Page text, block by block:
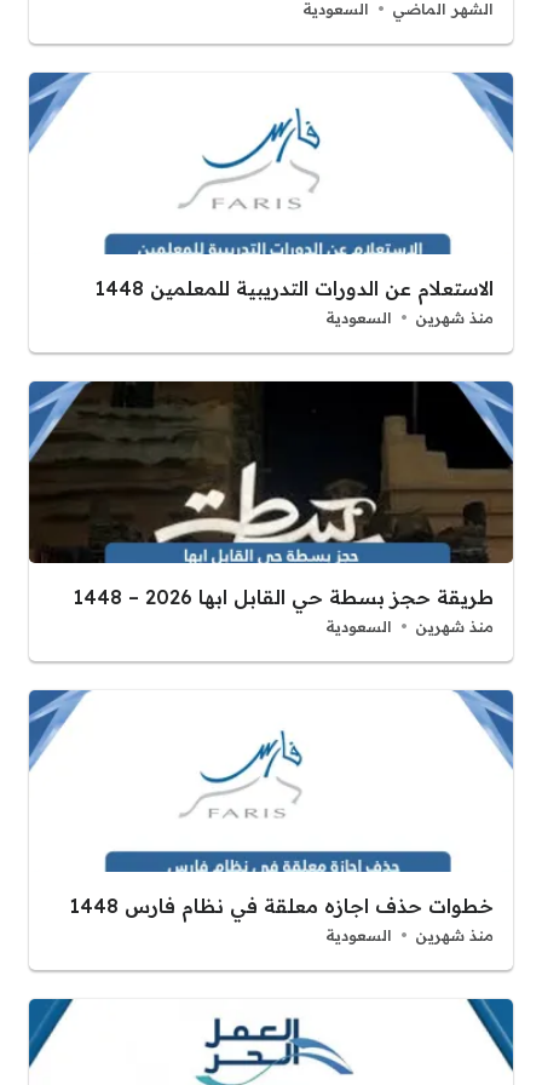
الشهر الماضي السعودية
الاستعلام عن الدورات التدريبية للمعلمين 1448
منذ شهرين السعودية
طريقة حجز بسطة حي القابل ابها 2026 – 1448
منذ شهرين السعودية
خطوات حذف اجازه معلقة في نظام فارس 1448
منذ شهرين السعودية